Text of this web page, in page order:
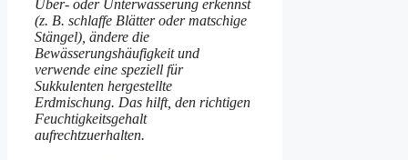
Über- oder Unterwässerung erkennst
(z. B. schlaffe Blätter oder matschige
Stängel), ändere die
Bewässerungshäufigkeit und
verwende eine speziell für
Sukkulenten hergestellte
Erdmischung. Das hilft, den richtigen
Feuchtigkeitsgehalt
aufrechtzuerhalten.